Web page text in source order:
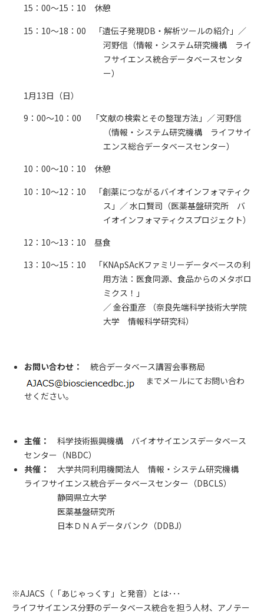
15：00～15：10 休憩
15：10～18：00 「遺伝子発現DB・解析ツールの紹介」／
河野信（情報・システム研究機構 ライ
フサイエンス統合データベースセンタ
ー）
1月13日（日）
9：00～10：00 「文献の検索とその整理方法」／ 河野信
（情報・システム研究機構 ライフサイ
エンス総合データベースセンター）
10：00～10：10 休憩
10：10～12：10 「創薬につながるバイオインフォマティク
ス」／ 水口賢司（医薬基盤研究所 バ
イオインフォマティクスプロジェクト）
12：10～13：10 昼食
13：10～15：10 「KNApSAcKファミリーデータベースの利
用方法：医食同源、食品からのメタボロ
ミクス！」
／ 金谷重彦 （奈良先端科学技術大学院
大学 情報科学研究科）
お問い合わせ：
統合データベース講習会事務局
までメールにてお問い合わ
せください。
主催：
科学技術振興機構 バイオサイエンスデータベース
センター（NBDC）
共催：
大学共同利用機関法人 情報・システム研究機構
ライフサイエンス統合データベースセンター（DBCLS）
静岡県立大学
医薬基盤研究所
日本ＤＮＡデータバンク（DDBJ）
※AJACS（「あじゃっくす」と発音）とは･･･
ライフサイエンス分野のデータベース統合を担う人材、アノテー